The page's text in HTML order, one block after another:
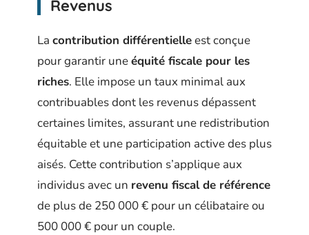
Revenus
La contribution différentielleest conçue
pour garantir uneéquité fiscale pour les
riches. Elle impose un taux minimal aux
contribuables dont les revenus dépassent
certaines limites, assurant une redistribution
équitable et une participation active des plus
aisés. Cette contribution s’applique aux
individus avec un revenu fiscal de référence
de plus de 250 000 € pour un célibataire ou
500 000 € pour un couple.